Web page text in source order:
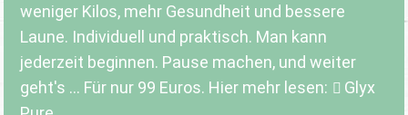
weniger Kilos, mehr Gesundheit und bessere
Laune. Individuell und praktisch. Man kann
jederzeit beginnen. Pause machen, und weiter
geht's ... Für nur 99 Euros. Hier mehr lesen:
Glyx